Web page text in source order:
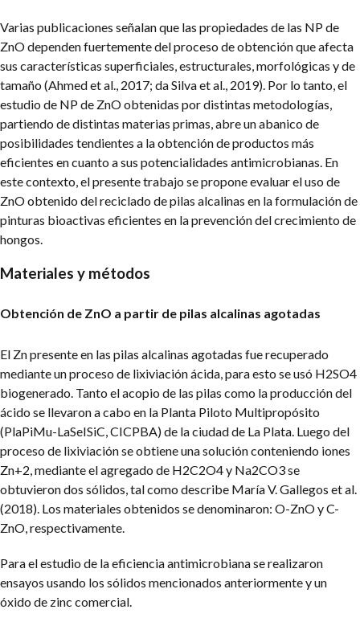
Varias publicaciones señalan que las propiedades de las NP de
ZnO dependen fuertemente del proceso de obtención que afecta
sus características superficiales, estructurales, morfológicas y de
tamaño (Ahmed et al., 2017; da Silva et al., 2019). Por lo tanto, el
estudio de NP de ZnO obtenidas por distintas metodologías,
partiendo de distintas materias primas, abre un abanico de
posibilidades tendientes a la obtención de productos más
eficientes en cuanto a sus potencialidades antimicrobianas. En
este contexto, el presente trabajo se propone evaluar el uso de
ZnO obtenido del reciclado de pilas alcalinas en la formulación de
pinturas bioactivas eficientes en la prevención del crecimiento de
hongos.
Materiales y métodos
Obtención de ZnO a partir de pilas alcalinas agotadas
El Zn presente en las pilas alcalinas agotadas fue recuperado
mediante un proceso de lixiviación ácida, para esto se usó H2SO4
biogenerado. Tanto el acopio de las pilas como la producción del
ácido se llevaron a cabo en la Planta Piloto Multipropósito
(PlaPiMu-LaSeISiC, CICPBA) de la ciudad de La Plata. Luego del
proceso de lixiviación se obtiene una solución conteniendo iones
Zn+2, mediante el agregado de H2C2O4 y Na2CO3 se
obtuvieron dos sólidos, tal como describe María V. Gallegos et al.
(2018). Los materiales obtenidos se denominaron: O-ZnO y C-
ZnO, respectivamente.
Para el estudio de la eficiencia antimicrobiana se realizaron
ensayos usando los sólidos mencionados anteriormente y un
óxido de zinc comercial.